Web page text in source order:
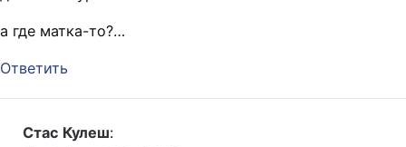
а где матка-то?…
Ответить
Стас Кулеш: